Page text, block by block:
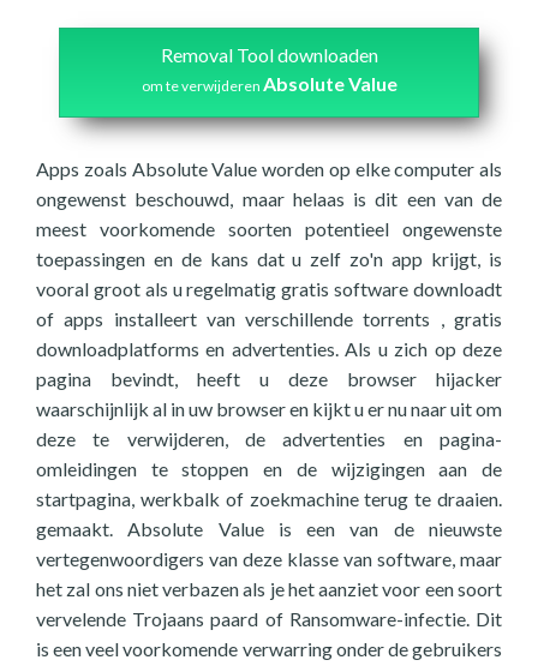
Removal Tool downloaden
om te verwijderen Absolute Value
Apps zoals Absolute Value worden op elke computer als
ongewenst beschouwd, maar helaas is dit een van de
meest voorkomende soorten potentieel ongewenste
toepassingen en de kans dat u zelf zo'n app krijgt, is
vooral groot als u regelmatig gratis software downloadt
of apps installeert van verschillende torrents , gratis
downloadplatforms en advertenties. Als u zich op deze
pagina bevindt, heeft u deze browser hijacker
waarschijnlijk al in uw browser en kijkt u er nu naar uit om
deze te verwijderen, de advertenties en pagina-
omleidingen te stoppen en de wijzigingen aan de
startpagina, werkbalk of zoekmachine terug te draaien.
gemaakt. Absolute Value is een van de nieuwste
vertegenwoordigers van deze klasse van software, maar
het zal ons niet verbazen als je het aanziet voor een soort
vervelende Trojaans paard of Ransomware-infectie. Dit
is een veel voorkomende verwarring onder de gebruikers